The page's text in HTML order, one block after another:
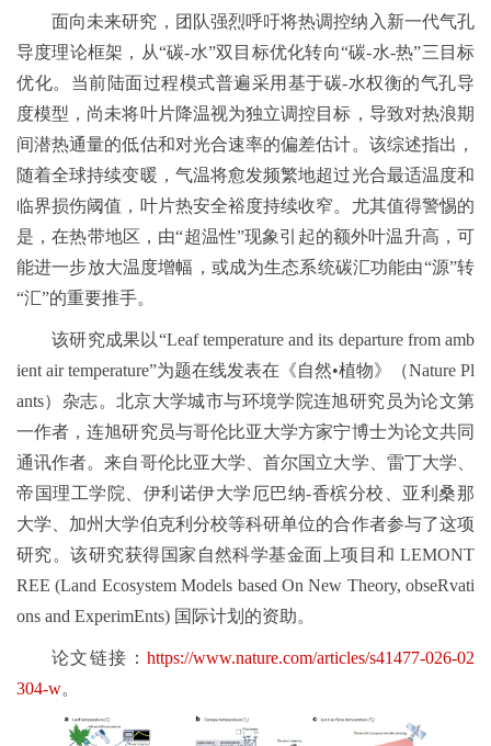
面向未来研究，团队强烈呼吁将热调控纳入新一代气孔
导度理论框架，从“碳-水”双目标优化转向“碳-水-热”三目标
优化。当前陆面过程模式普遍采用基于碳-水权衡的气孔导
度模型，尚未将叶片降温视为独立调控目标，导致对热浪期
间潜热通量的低估和对光合速率的偏差估计。该综述指出，
随着全球持续变暖，气温将愈发频繁地超过光合最适温度和
临界损伤阈值，叶片热安全裕度持续收窄。尤其值得警惕的
是，在热带地区，由“超温性”现象引起的额外叶温升高，可
能进一步放大温度增幅，或成为生态系统碳汇功能由“源”转
“汇”的重要推手。
该研究成果以“Leaf temperature and its departure from amb
ient air temperature”为题在线发表在《自然•植物》（Nature Pl
ants）杂志。北京大学城市与环境学院连旭研究员为论文第
一作者，连旭研究员与哥伦比亚大学方家宁博士为论文共同
通讯作者。来自哥伦比亚大学、首尔国立大学、雷丁大学、
帝国理工学院、伊利诺伊大学厄巴纳-香槟分校、亚利桑那
大学、加州大学伯克利分校等科研单位的合作者参与了这项
研究。该研究获得国家自然科学基金面上项目和 LEMONT
REE (Land Ecosystem Models based On New Theory, obseRvati
ons and ExperimEnts) 国际计划的资助。
论文链接： https://www.nature.com/articles/s41477-026-02
304-w。